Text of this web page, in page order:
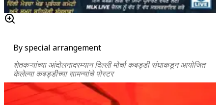
By special arrangement
शेतकऱ्यांच्या आंदोलनादरम्यान दिल्ली मोर्चा कबड्डी संघाकडून आयोजित
केलेल्या कबड्डीच्या सामन्यांचे पोस्टर